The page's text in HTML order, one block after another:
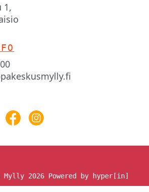
1,
Mylly 2026 Powered by hyper[in]